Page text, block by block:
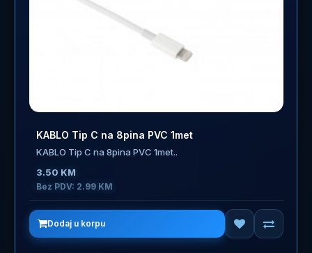
KABLO Tip C na 8pina PVC 1met
KABLO Tip C na 8pina PVC 1met..
3.50 KM
Bez PDV: 2.99 KM
Dodaj u korpu